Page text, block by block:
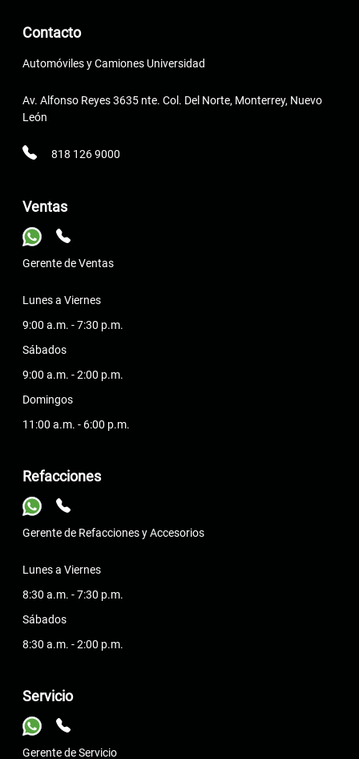
Contacto
Automóviles y Camiones Universidad
Av. Alfonso Reyes 3635 nte. Col. Del Norte, Monterrey, Nuevo
León
818 126 9000
Ventas
Gerente de Ventas
Lunes a Viernes
9:00 a.m. - 7:30 p.m.
Sábados
9:00 a.m. - 2:00 p.m.
Domingos
11:00 a.m. - 6:00 p.m.
Refacciones
Gerente de Refacciones y Accesorios
Lunes a Viernes
8:30 a.m. - 7:30 p.m.
Sábados
8:30 a.m. - 2:00 p.m.
Servicio
Gerente de Servicio